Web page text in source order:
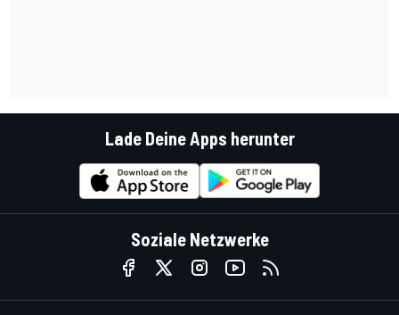
Lade Deine Apps herunter
Soziale Netzwerke